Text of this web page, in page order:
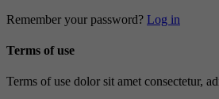
Remember your password? Log in
Terms of use
Terms of use dolor sit amet consectetur,